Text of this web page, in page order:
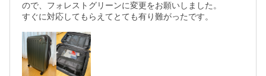
ので、フォレストグリーンに変更をお願いしました。
すぐに対応してもらえてとても有り難がったです。